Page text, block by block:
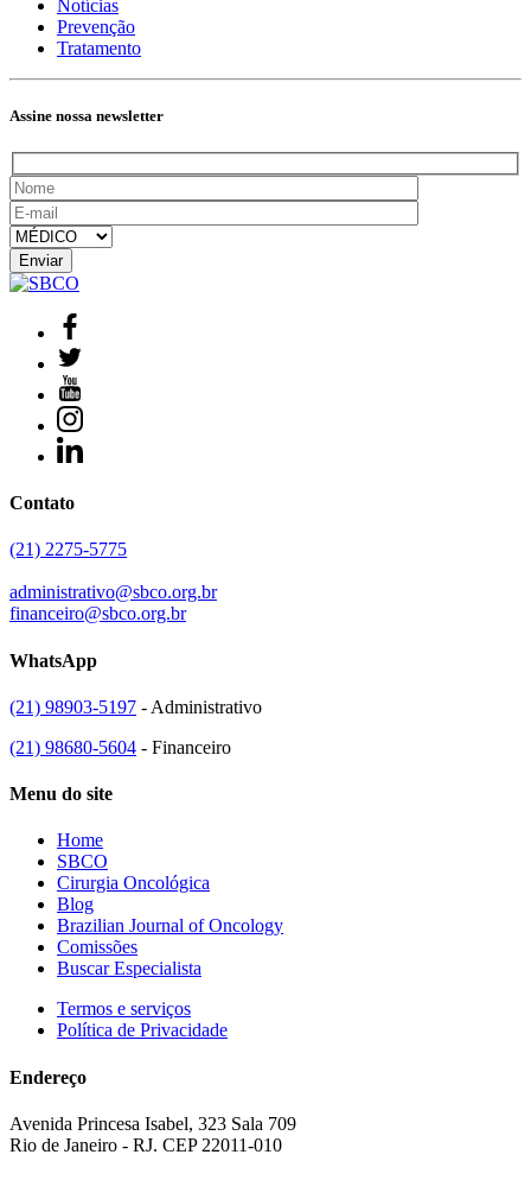
Notícias
Prevenção
Tratamento
Assine nossa newsletter
Contato
(21) 2275-5775
administrativo@sbco.org.br
financeiro@sbco.org.br
WhatsApp
(21) 98903-5197 - Administrativo
(21) 98680-5604 - Financeiro
Menu do site
Home
SBCO
Cirurgia Oncológica
Blog
Brazilian Journal of Oncology
Comissões
Buscar Especialista
Termos e serviços
Política de Privacidade
Endereço
Avenida Princesa Isabel, 323 Sala 709
Rio de Janeiro - RJ. CEP 22011-010